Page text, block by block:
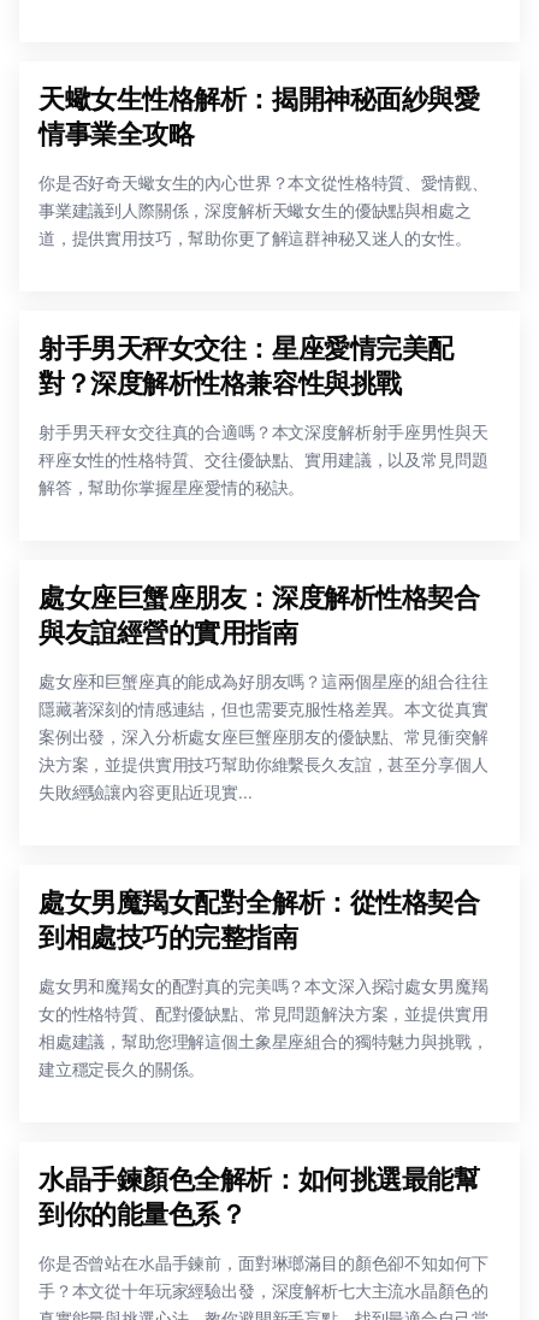
天蠍女生性格解析：揭開神秘面紗與愛
情事業全攻略
你是否好奇天蠍女生的內心世界？本文從性格特質、愛情觀、
事業建議到人際關係，深度解析天蠍女生的優缺點與相處之
道，提供實用技巧，幫助你更了解這群神秘又迷人的女性。
射手男天秤女交往：星座愛情完美配
對？深度解析性格兼容性與挑戰
射手男天秤女交往真的合適嗎？本文深度解析射手座男性與天
秤座女性的性格特質、交往優缺點、實用建議，以及常見問題
解答，幫助你掌握星座愛情的秘訣。
處女座巨蟹座朋友：深度解析性格契合
與友誼經營的實用指南
處女座和巨蟹座真的能成為好朋友嗎？這兩個星座的組合往往
隱藏著深刻的情感連結，但也需要克服性格差異。本文從真實
案例出發，深入分析處女座巨蟹座朋友的優缺點、常見衝突解
決方案，並提供實用技巧幫助你維繫長久友誼，甚至分享個人
失敗經驗讓內容更貼近現實...
處女男魔羯女配對全解析：從性格契合
到相處技巧的完整指南
處女男和魔羯女的配對真的完美嗎？本文深入探討處女男魔羯
女的性格特質、配對優缺點、常見問題解決方案，並提供實用
相處建議，幫助您理解這個土象星座組合的獨特魅力與挑戰，
建立穩定長久的關係。
水晶手鍊顏色全解析：如何挑選最能幫
到你的能量色系？
你是否曾站在水晶手鍊前，面對琳瑯滿目的顏色卻不知如何下
手？本文從十年玩家經驗出發，深度解析七大主流水晶顏色的